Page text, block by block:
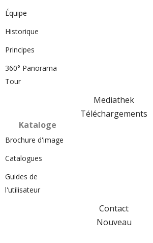
Équipe
Historique
Principes
360° Panorama
Tour
Mediathek
Téléchargements
Kataloge
Brochure d'image
Catalogues
Guides de
l'utilisateur
Contact
Nouveau